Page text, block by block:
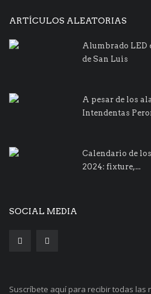
ARTÍCULOS ALEATORIAS
Alumbrado LED
de San Luis
A pesar de los
Intendentas
Calendario de
2024: fixture,...
SOCIAL MEDIA
Suscríbete aquí para recibir todas las